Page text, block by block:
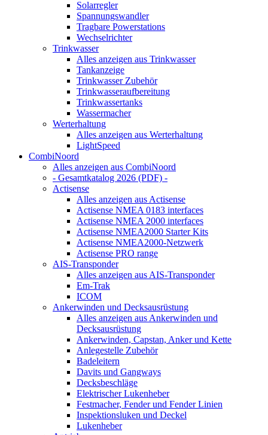
Solarregler
Spannungswandler
Tragbare Powerstations
Wechselrichter
Trinkwasser
Alles anzeigen aus Trinkwasser
Tankanzeige
Trinkwasser Zubehör
Trinkwasseraufbereitung
Trinkwassertanks
Wassermacher
Werterhaltung
Alles anzeigen aus Werterhaltung
LightSpeed
CombiNoord
Alles anzeigen aus CombiNoord
- Gesamtkatalog 2026 (PDF) -
Actisense
Alles anzeigen aus Actisense
Actisense NMEA 0183 interfaces
Actisense NMEA 2000 interfaces
Actisense NMEA2000 Starter Kits
Actisense NMEA2000-Netzwerk
Actisense PRO range
AIS-Transponder
Alles anzeigen aus AIS-Transponder
Em-Trak
ICOM
Ankerwinden und Decksausrüstung
Alles anzeigen aus Ankerwinden und
Decksausrüstung
Ankerwinden, Capstan, Anker und Kette
Anlegestelle Zubehör
Badeleitern
Davits und Gangways
Decksbeschläge
Elektrischer Lukenheber
Festmacher, Fender und Fender Linien
Inspektionsluken und Deckel
Lukenheber